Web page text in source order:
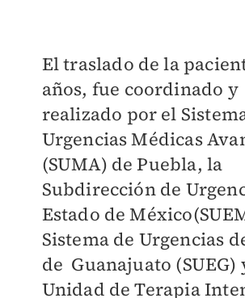
El traslado de la
años, fue coordinado y
realizado por el
Urgencias Médicas
(SUMA) de Puebla, la
Subdirección de
Estado de
Sistema de Urgencias
de Guanajuato (SUEG)
Unidad de Terapia